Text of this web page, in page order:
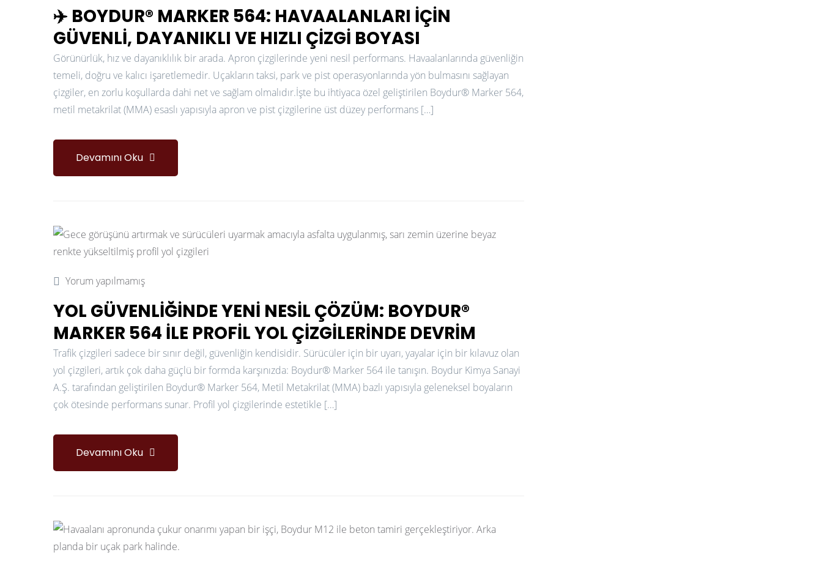
✈️ BOYDUR® MARKER 564: HAVAALANLARI İÇIN
GÜVENLI, DAYANIKLI VE HIZLI ÇIZGI BOYASI
Görünürlük, hız ve dayanıklılık bir arada. Apron çizgilerinde yeni nesil performans. Havaalanlarında güvenliğin
temeli, doğru ve kalıcı işaretlemedir. Uçakların taksi, park ve pist operasyonlarında yön bulmasını sağlayan
çizgiler, en zorlu koşullarda dahi net ve sağlam olmalıdır.İşte bu ihtiyaca özel geliştirilen Boydur® Marker 564,
metil metakrilat (MMA) esaslı yapısıyla apron ve pist çizgilerine üst düzey performans […]
Devamını Oku
Yorum yapılmamış
YOL GÜVENLIĞINDE YENI NESIL ÇÖZÜM: BOYDUR®
MARKER 564 ILE PROFIL YOL ÇIZGILERINDE DEVRIM
Trafik çizgileri sadece bir sınır değil, güvenliğin kendisidir. Sürücüler için bir uyarı, yayalar için bir kılavuz olan
yol çizgileri, artık çok daha güçlü bir formda karşınızda: Boydur® Marker 564 ile tanışın. Boydur Kimya Sanayi
A.Ş. tarafından geliştirilen Boydur® Marker 564, Metil Metakrilat (MMA) bazlı yapısıyla geleneksel boyaların
çok ötesinde performans sunar. Profil yol çizgilerinde estetikle […]
Devamını Oku